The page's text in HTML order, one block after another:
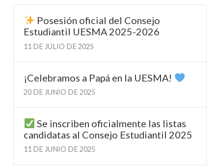
Posesión oficial del Consejo
Estudiantil UESMA 2025-2026
11 DE JULIO DE 2025
¡Celebramos a Papá en la UESMA!
20 DE JUNIO DE 2025
Se inscriben oficialmente las listas
candidatas al Consejo Estudiantil 2025
11 DE JUNIO DE 2025